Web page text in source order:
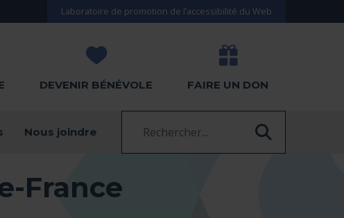
Laboratoire de promotion de l’accessibilité du Web
DEVENIR BÉNÉVOLE FAIRE UN DON
Nous joindre
France